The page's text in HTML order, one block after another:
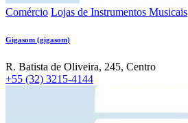
Comércio Lojas de Instrumentos Musicais
Gigasom (gigasom)
R. Batista de Oliveira, 245, Centro
+55 (32) 3215-4144